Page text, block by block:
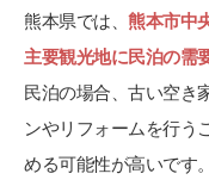
熊本県では、 熊本市中
主要観光地に民泊の需
民泊の場合、古い空き
ンやリフォームを行う
める可能性が高いです。